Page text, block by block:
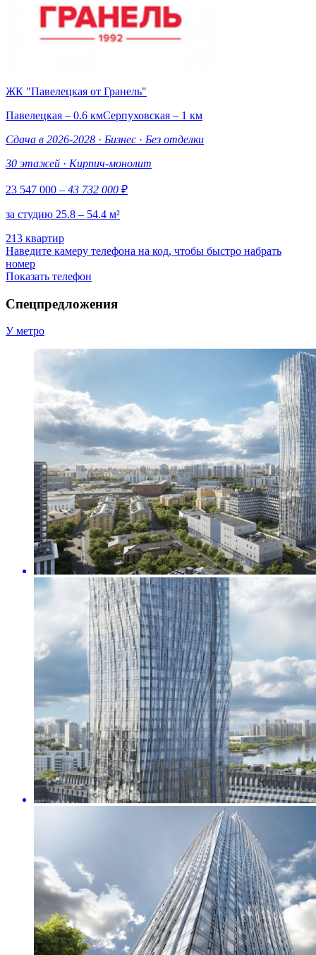
ЖК "Павелецкая от Гранель"
Павелецкая – 0.6 кмСерпуховская – 1 км
Сдача в 2026-2028 · Бизнес · Без отделки
30 этажей · Кирпич-монолит
23 547 000 – 43 732 000 ₽
за студию 25.8 – 54.4 м²
213 квартир
Наведите камеру телефона на код, чтобы быстро набрать
номер
Показать телефон
Спецпредложения
У метро